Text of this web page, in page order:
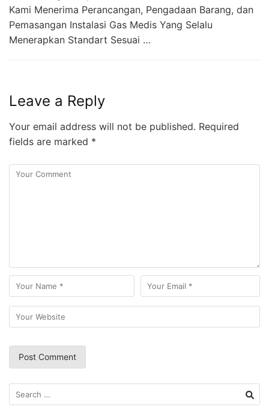
Kami Menerima Perancangan, Pengadaan Barang, dan
Pemasangan Instalasi Gas Medis Yang Selalu
Menerapkan Standart Sesuai …
Leave a Reply
Your email address will not be published. Required
fields are marked *
Search
for: